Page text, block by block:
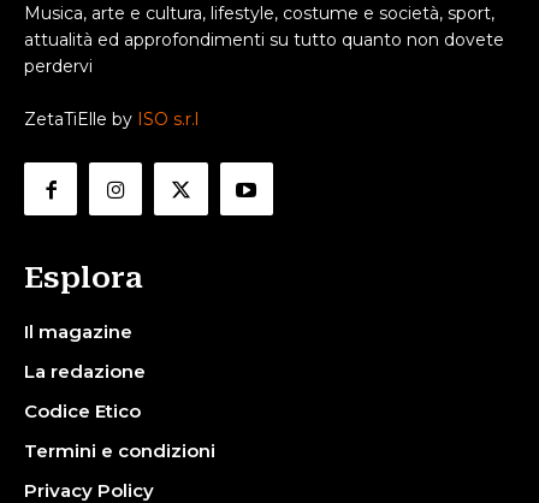
Musica, arte e cultura, lifestyle, costume e società, sport,
attualità ed approfondimenti su tutto quanto non dovete
perdervi
ZetaTiElle by ISO s.r.l
Esplora
Il magazine
La redazione
Codice Etico
Termini e condizioni
Privacy Policy